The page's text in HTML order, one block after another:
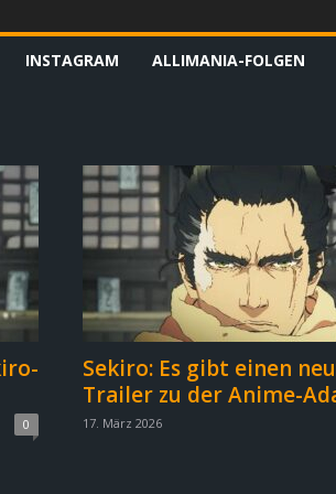
INSTAGRAM ALLIMANIA-FOLGEN
0
Sekiro: Es gibt einen
Trailer zu der Anime-
17. März 2026